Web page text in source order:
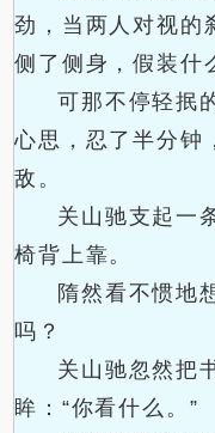
劲，当两人对视的
侧了侧身，假装什
可那不停轻抿
心思，忍了半分钟
敌。
关山驰支起一
椅背上靠。
隋然看不惯地
吗？
关山驰忽然把
眸：“你看什么。”